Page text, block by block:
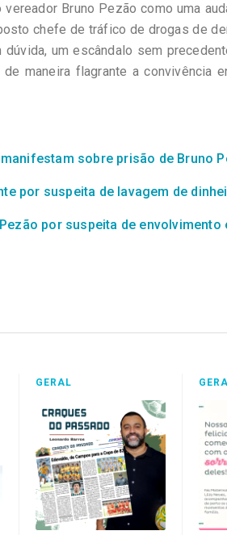
Bruno Pezão como uma
chefe de tráfico de drogas de
um escândalo sem
maneira flagrante a convivência
sobre prisão de Bruno
por suspeita de lavagem de
por suspeita de envolvimento
GERAL